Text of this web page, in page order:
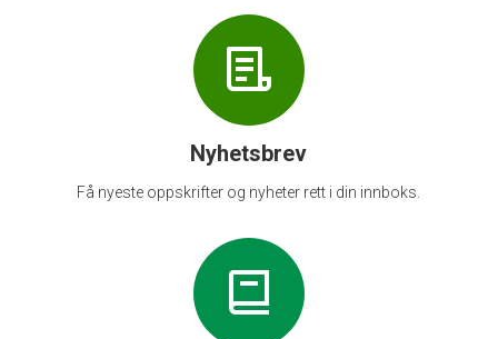
Nyhetsbrev
Få nyeste oppskrifter og nyheter rett i din innboks.